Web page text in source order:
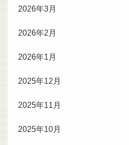
2026年3月
2026年2月
2026年1月
2025年12月
2025年11月
2025年10月